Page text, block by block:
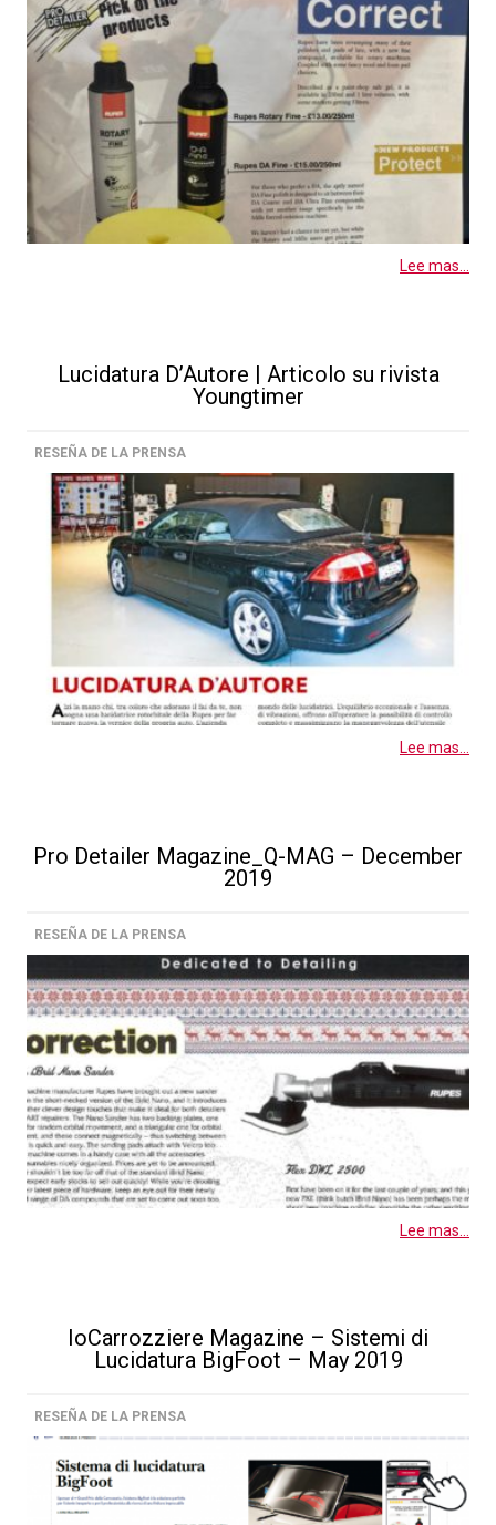
Lee mas...
Lucidatura D’Autore | Articolo su rivista
Youngtimer
RESEÑA DE LA PRENSA
Lee mas...
Pro Detailer Magazine_Q-MAG – December
2019
RESEÑA DE LA PRENSA
Lee mas...
IoCarrozziere Magazine – Sistemi di
Lucidatura BigFoot – May 2019
RESEÑA DE LA PRENSA